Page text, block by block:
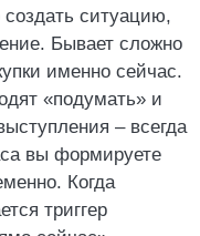
ситуацию,
Бывает сложно
именно сейчас.
«подумать» и
– всегда
вы формируете
Когда
триггер